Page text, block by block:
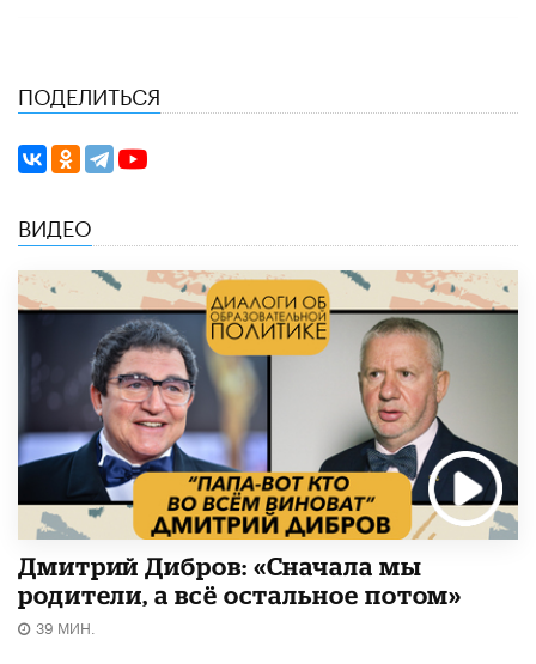
ПОДЕЛИТЬСЯ
ВИДЕО
Дмитрий Дибров: «Сначала мы
родители, а всё остальное потом»
39 МИН.